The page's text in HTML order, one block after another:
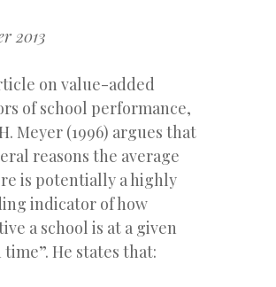
2013
on value-added
of school performance,
Meyer (1996) argues that
reasons the average
is potentially a highly
indicator of how
a school is at a given
He states that: